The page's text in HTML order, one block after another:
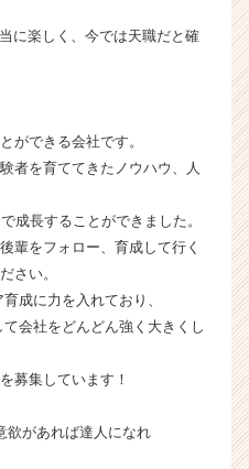
に楽しく、今では天職だと確
ができる会社です。
者を育ててきたノウハウ、人
成長することができました。
輩をフォロー、育成して行く
さい。
成に力を入れており、
会社をどんどん強く大きくし
募集しています！
欲があれば達人になれ